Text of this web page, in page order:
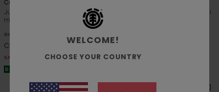
Cornell Classic
Jungs 8 - 16 Grau Kapuzenpulli
mit Reißverschluss
CHF 59,00
CHF 22,12
SALE
DOPPELTER RABATT EXTRA 25 %
Jungen 8-16 Grau Kapuzenpulli
CHF 24,37
DOPPELTER RABATT EXTRA 25 %
WELCOME!
CHOOSE YOUR COUNTRY